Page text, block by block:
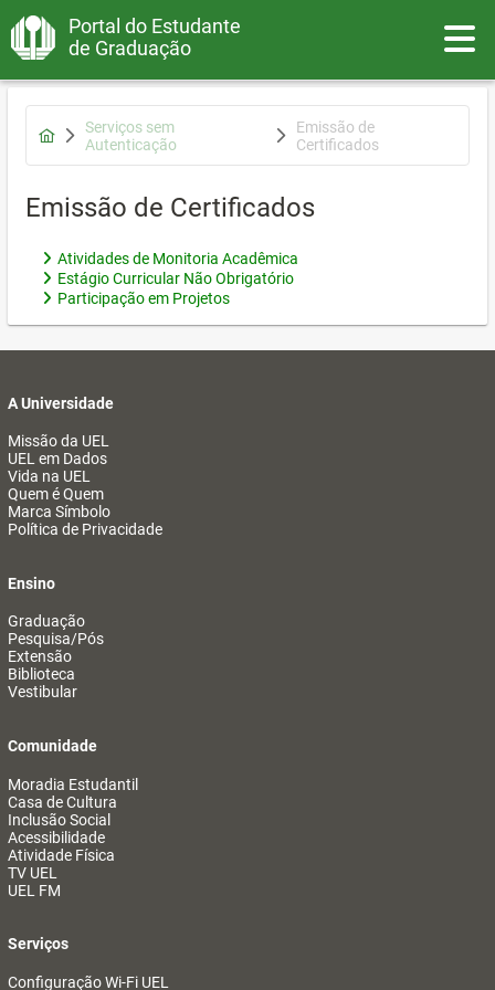
Portal do Estudante
de Graduação
Serviços sem
Autenticação
Emissão de
Certificados
Emissão de Certificados
Atividades de Monitoria Acadêmica
Estágio Curricular Não Obrigatório
Participação em Projetos
A Universidade
Missão da UEL
UEL em Dados
Vida na UEL
Quem é Quem
Marca Símbolo
Política de Privacidade
Ensino
Graduação
Pesquisa/Pós
Extensão
Biblioteca
Vestibular
Comunidade
Moradia Estudantil
Casa de Cultura
Inclusão Social
Acessibilidade
Atividade Física
TV UEL
UEL FM
Serviços
Configuração Wi-Fi UEL